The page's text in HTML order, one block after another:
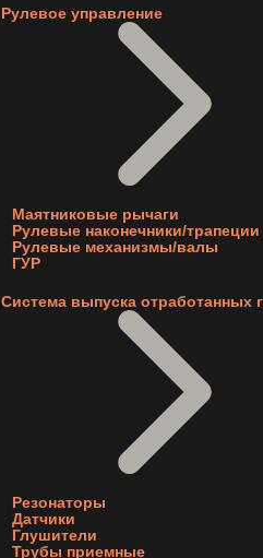
Рулевое управление
Маятниковые рычаги
Рулевые наконечники/трапеции
Рулевые механизмы/валы
ГУР
Система выпуска отработанных
Резонаторы
Датчики
Глушители
Трубы приемные